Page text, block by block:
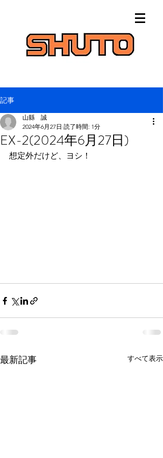
記事
EX-2(2024年6月27日)
山縣 誠
2024年6月27日 読了時間: 1分
想定外だけど、ヨシ！
最新記事 すべて表示